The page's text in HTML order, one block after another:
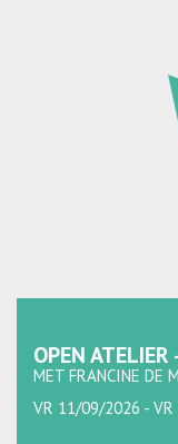
OPEN
MET FRANCINE DE
VR 11/09/2026 -